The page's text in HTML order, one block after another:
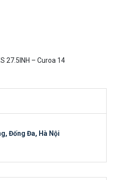
27.5INH – Curoa 14
Đống Đa, Hà Nội